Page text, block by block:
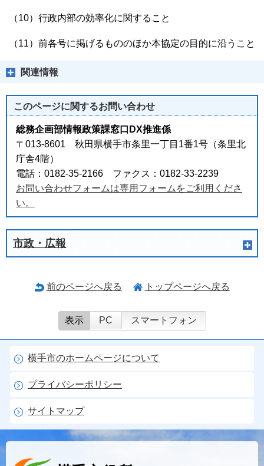
（10）行政内部の効率化に関すること
（11）前各号に掲げるもののほか本協定の目的に沿うこと
関連情報
このページに関するお問い合わせ
総務企画部情報政策課窓口DX推進係
〒013-8601 秋田県横手市条里一丁目1番1号（条里北
庁舎4階）
電話：0182-35-2166 ファクス：0182-33-2239
お問い合わせフォームは専用フォームをご利用くださ
い。
市政・広報
前のページへ戻る トップページへ戻る
表示 PC スマートフォン
横手市のホームページについて
プライバシーポリシー
サイトマップ